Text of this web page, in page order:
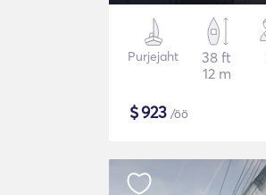
Purjejaht
38 ft
12 m
$923 /öö